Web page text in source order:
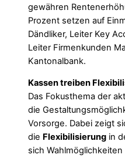
gewähren
Prozent setzen auf
Dändliker, Leiter Key
Leiter Firmenkunden
Kantonalbank.
Kassen treiben
Das Fokusthema der
die
Vorsorge. Dabei zeigt
die Flexibilisierung in
sich